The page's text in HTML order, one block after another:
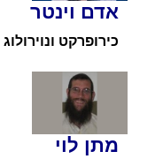
אדם וינטר
כירופרקט
מתן לוי